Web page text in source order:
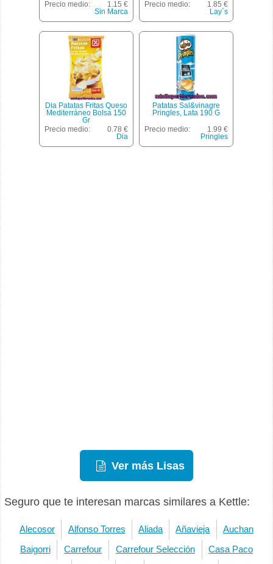
Precio medio:
1.15 €
Sin Marca
Ajo Bolsa 150 G
Precio medio:
1.85 €
Lay`s
Dia Patatas Fritas Queso
Mediterráneo Bolsa 150
Gr
Precio medio:
0.78 €
Dia
Patatas Sal&vinagre
Pringles, Lata 190 G
Precio medio:
1.99 €
Pringles
Ver más Lisas
Seguro que te interesan marcas similares a Kettle:
Alecosor Alfonso Torres Aliada Añavieja Auchan
Baigorri Carrefour Carrefour Selección Casa Paco